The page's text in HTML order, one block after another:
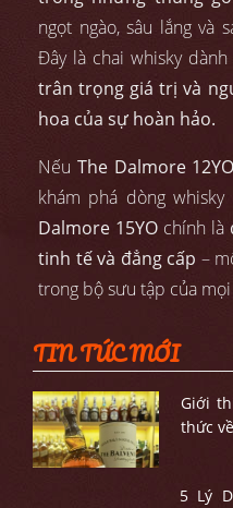
ngọt ngào, sâu lắng và
Đây là chai whisky dành
trân trọng giá trị và
hoa của sự hoàn hảo.
Nếu The Dalmore 12YO
khám phá dòng
Dalmore 15YO chính là
tinh tế và đẳng cấp –
trong bộ sưu tập của
TIN TỨC MỚI
Giới
thức
5 Lý